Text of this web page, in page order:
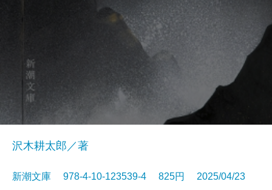
沢木耕太郎／著
新潮文庫 978-4-10-123539-4 825円 2025/04/23